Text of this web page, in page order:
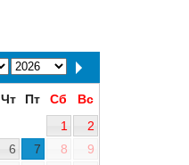
Чт Пт Сб
Вс
1
2
6 7 8
9